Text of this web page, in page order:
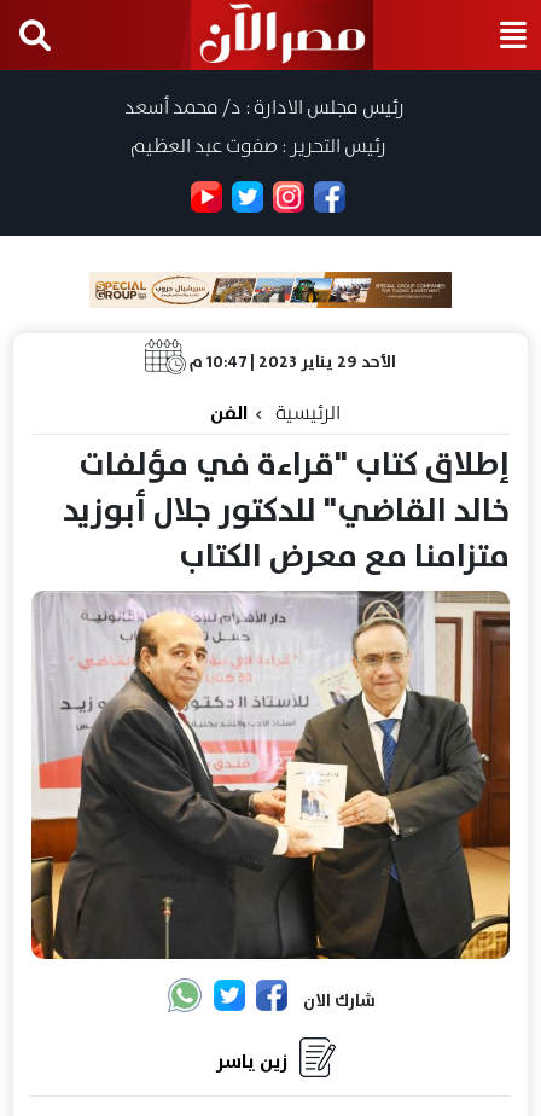
رئيس مجلس الادارة : د/ محمد أسعد
رئيس التحرير : صفوت عبد العظيم
الأحد 29 يناير 2023 | 10:47 م
الرئيسية الفن
إطلاق كتاب "قراءة في مؤلفات
خالد القاضي" للدكتور جلال أبوزيد
متزامنا مع معرض الكتاب
شارك الان
زين ياسر